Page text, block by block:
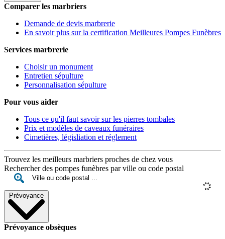
Comparer les marbriers
Demande de devis marbrerie
En savoir plus sur la certification Meilleures Pompes Funèbres
Services marbrerie
Choisir un monument
Entretien sépulture
Personnalisation sépulture
Pour vous aider
Tous ce qu'il faut savoir sur les pierres tombales
Prix et modèles de caveaux funéraires
Cimetières, législiation et réglement
Trouvez les meilleurs marbriers proches de chez vous
Rechercher des pompes funèbres par ville ou code postal
Prévoyance
Prévoyance obsèques